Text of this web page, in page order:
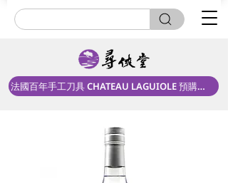
法國百年手工刀具 CHATEAU LAGUIOLE 預購中！